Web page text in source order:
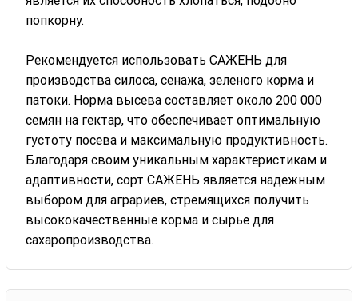
попкорну.
Рекомендуется использовать САЖЕНЬ для
производства силоса, сенажа, зеленого корма и
патоки. Норма высева составляет около 200 000
семян на гектар, что обеспечивает оптимальную
густоту посева и максимальную продуктивность.
Благодаря своим уникальным характеристикам и
адаптивности, сорт САЖЕНЬ является надежным
выбором для аграриев, стремящихся получить
высококачественные корма и сырье для
сахаропроизводства.